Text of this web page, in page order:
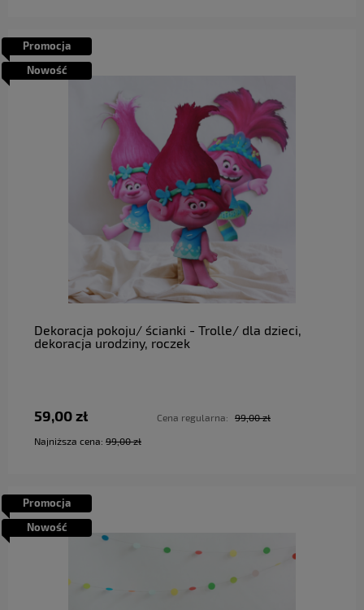
Dekoracja pokoju/ ścianki - Trolle/ dla dzieci,
dekoracja urodziny, roczek
59,00 zł Cena regularna: 99,00 zł
Najniższa cena: 99,00 zł
do koszyka
Promocja
Nowość
Promocja
Nowość